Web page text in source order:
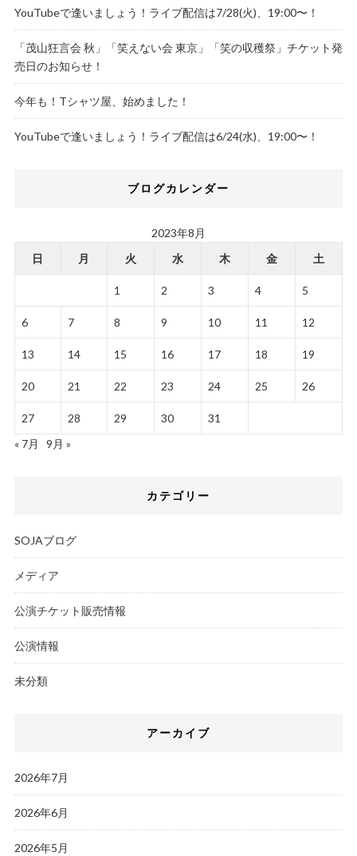
YouTubeで逢いましょう！ライブ配信は7/28(火)、19:00〜！
「茂山狂言会 秋」「笑えない会 東京」「笑の収穫祭」チケット発
売日のお知らせ！
今年も！Tシャツ屋、始めました！
YouTubeで逢いましょう！ライブ配信は6/24(水)、19:00〜！
ブログカレンダー
2023年8月
日
月 火 水 木 金 土
1 2 3 4 5
6 7 8 9 10 11 12
13 14 15 16 17 18 19
20 21 22 23 24 25 26
27 28 29 30
31
« 7月
9月 »
カテゴリー
SOJAブログ
メディア
公演チケット販売情報
公演情報
未分類
アーカイブ
2026年7月
2026年6月
2026年5月